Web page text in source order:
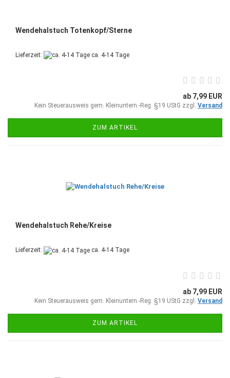
Wendehalstuch Totenkopf/Sterne
Lieferzeit: ca. 4-14 Tage
ab 7,99 EUR
Kein Steuerausweis gem. Kleinuntern.-Reg. §19 UStG zzgl. Versand
ZUM ARTIKEL
Wendehalstuch Rehe/Kreise
Lieferzeit: ca. 4-14 Tage
ab 7,99 EUR
Kein Steuerausweis gem. Kleinuntern.-Reg. §19 UStG zzgl. Versand
ZUM ARTIKEL